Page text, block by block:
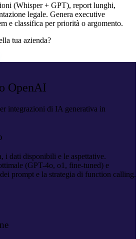
(Whisper + GPT), report lunghi,
legale. Genera executive
e classifica per priorità o argomento.
tua azienda?
OpenAI
integrazioni di IA generativa in
i dati disponibili e le aspettative.
(GPT-4o, o1, fine-tuned) e
prompt e la strategia di function calling.